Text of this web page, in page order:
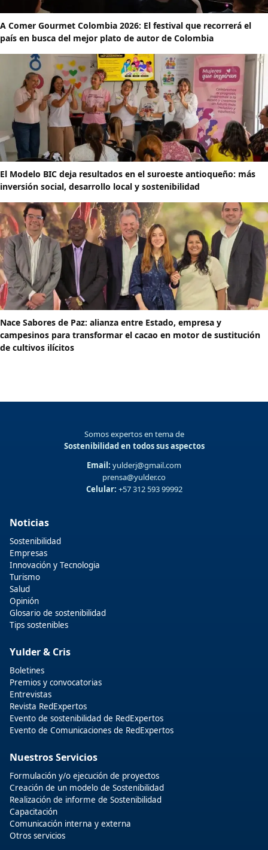
A Comer Gourmet Colombia 2026: El festival que recorrerá el
país en busca del mejor plato de autor de Colombia
El Modelo BIC deja resultados en el suroeste antioqueño: más
inversión social, desarrollo local y sostenibilidad
Nace Sabores de Paz: alianza entre Estado, empresa y
campesinos para transformar el cacao en motor de sustitución
de cultivos ilícitos
Somos expertos en tema de
Sostenibilidad en todos sus aspectos
Email: yulderj@gmail.com
prensa@yulder.co
Celular: +57 312 593 99992
Noticias
Sostenibilidad
Empresas
Innovación y Tecnologia
Turismo
Salud
Opinión
Glosario de sostenibilidad
Tips sostenibles
Yulder & Cris
Boletines
Premios y convocatorias
Entrevistas
Revista RedExpertos
Evento de sostenibilidad de RedExpertos
Evento de Comunicaciones de RedExpertos
Nuestros Servicios
Formulación y/o ejecución de proyectos
Creación de un modelo de Sostenibilidad
Realización de informe de Sostenibilidad
Capacitación
Comunicación interna y externa
Otros servicios